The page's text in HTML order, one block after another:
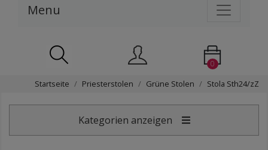
Menu
0
Startseite Priesterstolen Grüne Stolen Stola Sth24/zZ
Kategorien anzeigen